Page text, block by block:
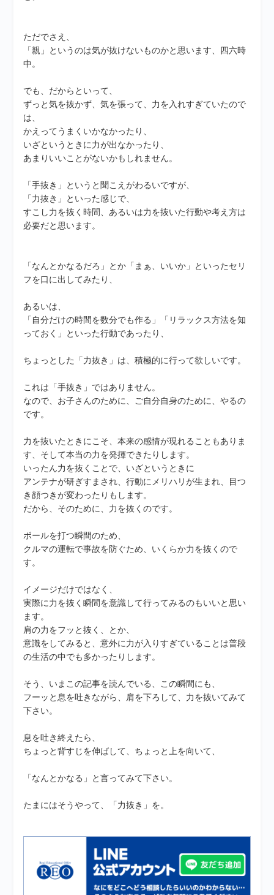
ただでさえ、
「親」というのは気が抜けないものかと思います、四六時
中。
でも、だからといって、
ずっと気を抜かず、気を張って、力を入れすぎていたので
は、
かえってうまくいかなかったり、
いざというときに力が出なかったり、
あまりいいことがないかもしれません。
「手抜き」というと聞こえがわるいですが、
「力抜き」といった感じで、
すこし力を抜く時間、あるいは力を抜いた行動や考え方は
必要だと思います。
「なんとかなるだろ」とか「まぁ、いいか」といったセリ
フを口に出してみたり、
あるいは、
「自分だけの時間を数分でも作る」「リラックス方法を知
っておく」といった行動であったり、
ちょっとした「力抜き」は、積極的に行って欲しいです。
これは「手抜き」ではありません。
なので、お子さんのために、ご自分自身のために、やるの
です。
力を抜いたときにこそ、本来の感情が現れることもありま
す、そして本当の力を発揮できたりします。
いったん力を抜くことで、いざというときに
アンテナが研ぎすまされ、行動にメリハリが生まれ、目つ
き顔つきが変わったりもします。
だから、そのために、力を抜くのです。
ボールを打つ瞬間のため、
クルマの運転で事故を防ぐため、いくらか力を抜くので
す。
イメージだけではなく、
実際に力を抜く瞬間を意識して行ってみるのもいいと思い
ます。
肩の力をフッと抜く、とか、
意識をしてみると、意外に力が入りすぎていることは普段
の生活の中でも多かったりします。
そう、いまこの記事を読んでいる、この瞬間にも、
フーッと息を吐きながら、肩を下ろして、力を抜いてみて
下さい。
息を吐き終えたら、
ちょっと背すじを伸ばして、ちょっと上を向いて、
「なんとかなる」と言ってみて下さい。
たまにはそうやって、「力抜き」を。